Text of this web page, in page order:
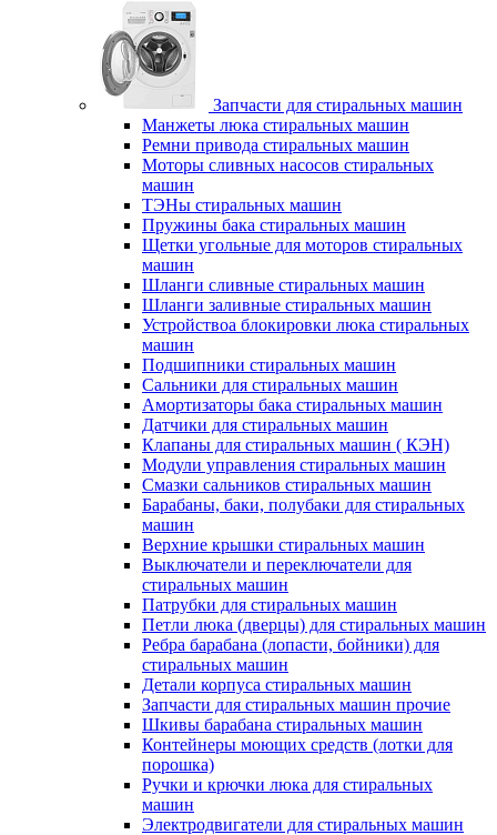
Запчасти для стиральных машин
Манжеты люка стиральных машин
Ремни привода стиральных машин
Моторы сливных насосов стиральных
машин
ТЭНы стиральных машин
Пружины бака стиральных машин
Щетки угольные для моторов стиральных
машин
Шланги сливные стиральных машин
Шланги заливные стиральных машин
Устройствоа блокировки люка стиральных
машин
Подшипники стиральных машин
Сальники для стиральных машин
Амортизаторы бака стиральных машин
Датчики для стиральных машин
Клапаны для стиральных машин ( КЭН)
Модули управления стиральных машин
Смазки сальников стиральных машин
Барабаны, баки, полубаки для стиральных
машин
Верхние крышки стиральных машин
Выключатели и переключатели для
стиральных машин
Патрубки для стиральных машин
Петли люка (дверцы) для стиральных машин
Ребра барабана (лопасти, бойники) для
стиральных машин
Детали корпуса стиральных машин
Запчасти для стиральных машин прочие
Шкивы барабана стиральных машин
Контейнеры моющих средств (лотки для
порошка)
Ручки и крючки люка для стиральных
машин
Электродвигатели для стиральных машин